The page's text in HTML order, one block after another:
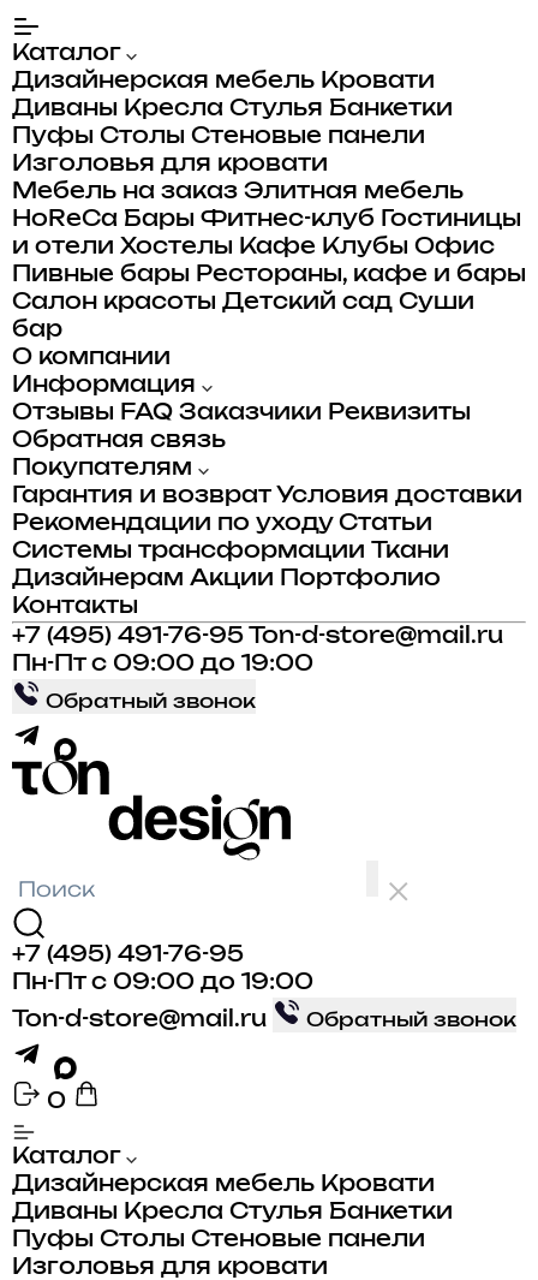
Каталог
Дизайнерская мебель Кровати
Диваны Кресла Стулья Банкетки
Пуфы Столы Стеновые панели
Изголовья для кровати
Мебель на заказ Элитная мебель
HoReCa Бары Фитнес-клуб
Гостиницы
и отели Хостелы Кафе Клубы Офис
Пивные бары Рестораны, кафе и бары
Салон красоты Детский сад Суши
бар
О компании
Информация
Отзывы FAQ Заказчики Реквизиты
Обратная связь
Покупателям
Гарантия и возврат Условия доставки
Рекомендации по уходу Статьи
Системы трансформации
Ткани
Дизайнерам Акции
Портфолио
Контакты
+7 (495) 491-76-95
Ton-d-store@mail.ru
Пн-Пт с 09:00 до 19:00
Обратный звонок
+7 (495) 491-76-95
Пн-Пт с 09:00 до 19:00
Ton-d-store@mail.ru
Обратный звонок
0
Каталог
Дизайнерская мебель Кровати
Диваны Кресла Стулья Банкетки
Пуфы Столы Стеновые панели
Изголовья для кровати